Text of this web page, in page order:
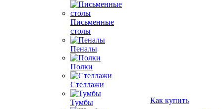
Письменные
столы
Пеналы
Полки
Стеллажи
Тумбы
Как купить